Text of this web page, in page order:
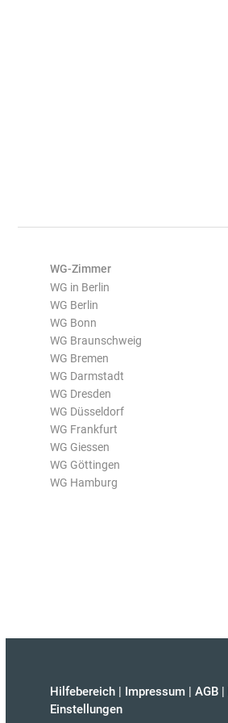
WG-Zimmer
WG in Berlin
WG Berlin
WG Bonn
WG Braunschweig
WG Bremen
WG Darmstadt
WG Dresden
WG Düsseldorf
WG Frankfurt
WG Giessen
WG Göttingen
WG Hamburg
Hilfebereich | Impressum | AGB |
Einstellungen